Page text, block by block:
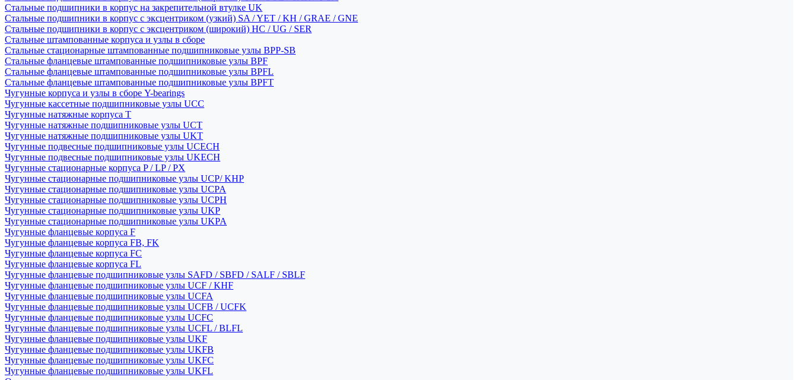
Стальные подшипники в корпус на закрепительной втулке UK
Стальные подшипники в корпус с эксцентриком (узкий) SA / YET / KH / GRAE / GNE
Стальные подшипники в корпус с эксцентриком (широкий) HC / UG / SER
Стальные штампованные корпуса и узлы в сборе
Стальные стационарные штампованные подшипниковые узлы BPP-SB
Стальные фланцевые штампованные подшипниковые узлы BPF
Стальные фланцевые штампованные подшипниковые узлы BPFL
Стальные фланцевые штампованные подшипниковые узлы BPFT
Чугунные корпуса и узлы в сборе Y-bearings
Чугунные кассетные подшипниковые узлы UCC
Чугунные натяжные корпуса T
Чугунные натяжные подшипниковые узлы UCT
Чугунные натяжные подшипниковые узлы UKT
Чугунные подвесные подшипниковые узлы UCECH
Чугунные подвесные подшипниковые узлы UKECH
Чугунные стационарные корпуса P / LP / PX
Чугунные стационарные подшипниковые узлы UCP/ KHP
Чугунные стационарные подшипниковые узлы UCPA
Чугунные стационарные подшипниковые узлы UCPH
Чугунные стационарные подшипниковые узлы UKP
Чугунные стационарные подшипниковые узлы UKPA
Чугунные фланцевые корпуса F
Чугунные фланцевые корпуса FB, FK
Чугунные фланцевые корпуса FC
Чугунные фланцевые корпуса FL
Чугунные фланцевые подшипниковые узлы SAFD / SBFD / SALF / SBLF
Чугунные фланцевые подшипниковые узлы UCF / KHF
Чугунные фланцевые подшипниковые узлы UCFA
Чугунные фланцевые подшипниковые узлы UCFB / UCFK
Чугунные фланцевые подшипниковые узлы UCFC
Чугунные фланцевые подшипниковые узлы UCFL / BLFL
Чугунные фланцевые подшипниковые узлы UKF
Чугунные фланцевые подшипниковые узлы UKFB
Чугунные фланцевые подшипниковые узлы UKFC
Чугунные фланцевые подшипниковые узлы UKFL